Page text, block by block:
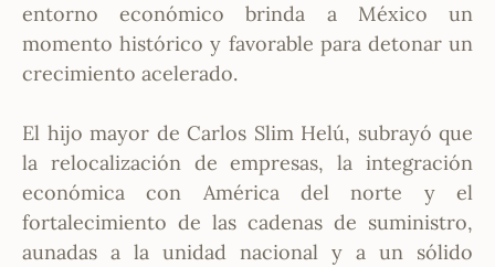
entorno económico brinda a México un
momento histórico y favorable para detonar un
crecimiento acelerado.
El hijo mayor de Carlos Slim Helú, subrayó que
la relocalización de empresas, la integración
económica con América del norte y el
fortalecimiento de las cadenas de suministro,
aunadas a la unidad nacional y a un sólido